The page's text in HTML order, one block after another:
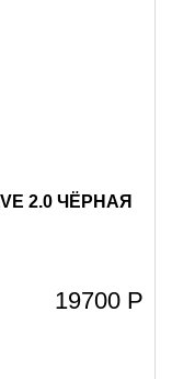
2.0 ЧЁРНАЯ
19700 Р